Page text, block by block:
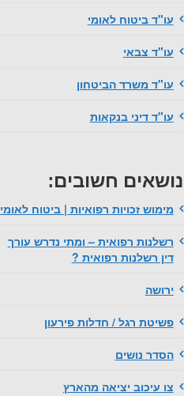
עו"ד ביטוח לאומי
עו"ד צבאי
עו"ד משרד הביטחון
עו"ד דיני בנקאות
נושאים חשובים:
מימוש זכויות רפואיות | ביטוח לאומי
רשלנות רפואית – ומתי נדרש עורך
דין רשלנות רפואית ?
ירושה
פשיטת רגל / חדלות פירעון
הסדר נושים
צו עיכוב יציאה מהארץ